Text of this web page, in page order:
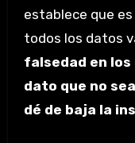
establece que
todos los datos
falsedad en
dato que no
dé de baja la